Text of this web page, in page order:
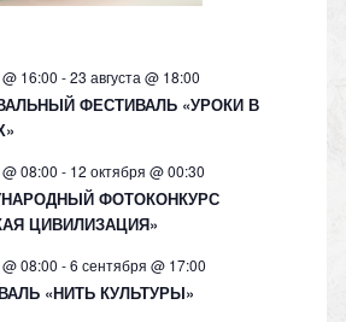
16:00 -23 августа @ 18:00
ФЕСТИВАЛЬ «УРОКИ В
08:00 - 12 октября @ 00:30
ФОТОКОНКУРС
ЦИВИЛИЗАЦИЯ»
08:00 -6 сентября @ 17:00
«НИТЬ КУЛЬТУРЫ»